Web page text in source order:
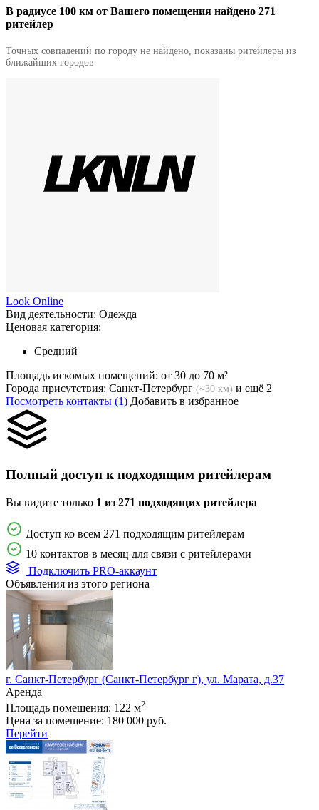
В радиусе 100 км от Вашего помещения найдено 271
ритейлер
Точных совпадений по городу не найдено, показаны ритейлеры из
ближайших городов
Look Online
Вид деятельности: Одежда
Ценовая категория:
Средний
Площадь искомых помещений: от 30 до 70 м²
Города присутствия: Санкт-Петербург (~30 км) и ещё 2
Посмотреть контакты (1) Добавить в избранное
Полный доступ к подходящим ритейлерам
Вы видите только 1 из 271 подходящих ритейлера
Доступ ко всем 271 подходящим ритейлерам
10 контактов в месяц для связи с ритейлерами
Подключить PRO-аккаунт
Объявления из этого региона
г. Санкт-Петербург (Санкт-Петербург г), ул. Марата, д.37
Аренда
Площадь помещения: 122 м2
Цена за помещение: 180 000 руб.
Перейти